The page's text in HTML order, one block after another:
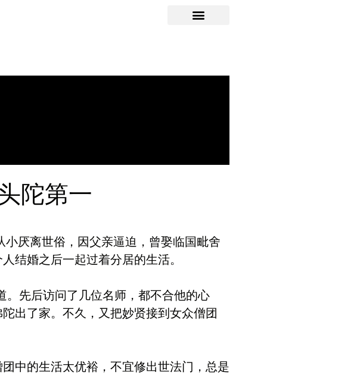
陀第一
厌离世俗，因父亲逼迫，曾娶临国毗舍
结婚之后一起过着分居的生活。
先后访问了几位名师，都不合他的心
出了家。不久，又把妙贤接到女众僧团
中的生活太优裕，不宜修出世法门，总是